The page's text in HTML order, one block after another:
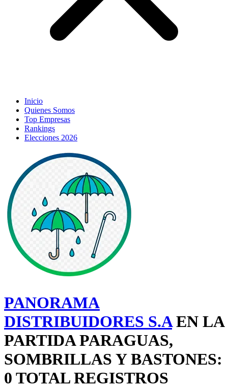
Inicio
Quienes Somos
Top Empresas
Rankings
Elecciones 2026
PANORAMA
DISTRIBUIDORES S.AEN LA
PARTIDA PARAGUAS,
SOMBRILLAS Y BASTONES:
0 TOTAL REGISTROS